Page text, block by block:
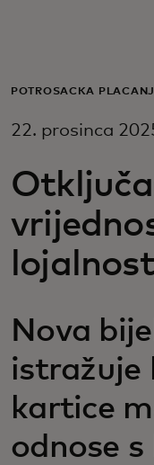
Za
Za inovatore
Novosti i
POTROŠAČKA
22. prosinca
Nova
istražuje
kartice
odnose